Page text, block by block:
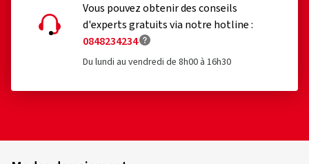
Vous pouvez obtenir des conseils
d'experts gratuits via notre hotline :
0848234234
Du lundi au vendredi de 8h00 à 16h30